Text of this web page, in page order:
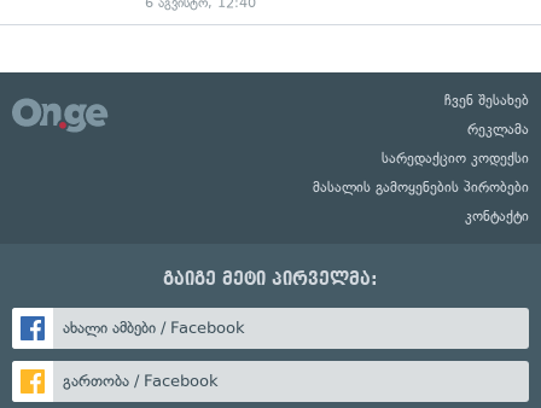
ჩვენ შესახებ
რეკლამა
სარედაქციო კოდექსი
მასალის გამოყენების პირობები
კონტაქტი
გაიგე მეტი პირველმა:
ახალი ამბები / Facebook
გართობა / Facebook